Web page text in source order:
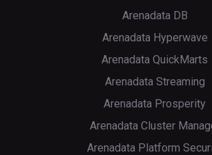
Arenadata DB
Arenadata Hyperwave
Arenadata QuickMarts
Arenadata Streaming
Arenadata Prosperity
Arenadata Cluster
Arenadata Platform